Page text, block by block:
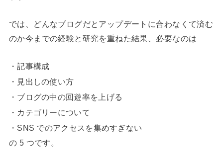
では、どんなブログだとアップデートに合わなくて済む
のか今までの経験と研究を重ねた結果、必要なのは
・記事構成
・見出しの使い方
・ブログの中の回遊率を上げる
・カテゴリーについて
・SNS でのアクセスを集めすぎない
の 5 つです。